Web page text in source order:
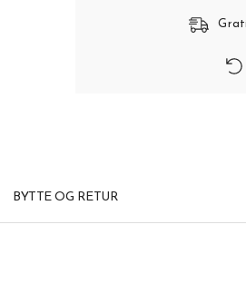
BYTTE OG RETUR